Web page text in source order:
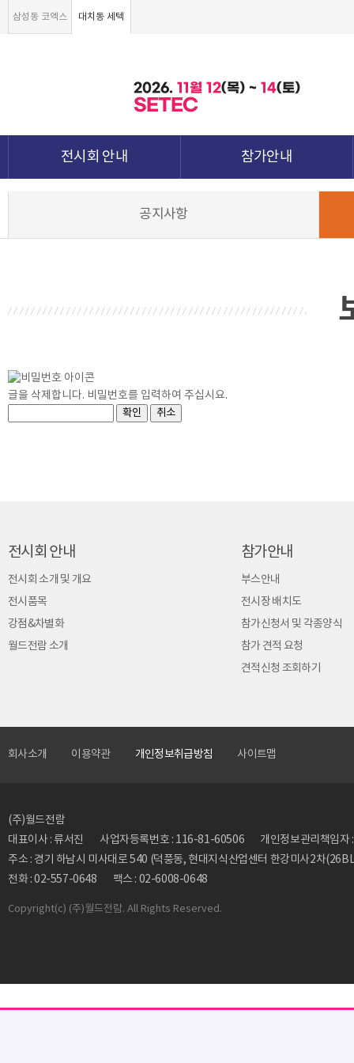
삼성동 코엑스 대치동 세텍
2026. 11월 12(목) ~ 14(토)
SETEC
전시회 안내 참가안내
공지사항
글을 삭제합니다. 비밀번호를 입력하여 주십시요.
전시회 안내
전시회 소개 및 개요
전시품목
강점&차별화
월드전람 소개
참가안내
부스안내
전시장 배치도
참가신청서 및 각종양식
참가 견적 요청
견적신청 조회하기
회사소개 이용약관 개인정보취급방침 사이트맵
(주)월드전람
대표이사 : 류서진
사업자등록번호 : 116-81-60506
개인정보관리책임
주소 : 경기 하남시 미사대로 540 (덕풍동, 현대지식산업센터 한강미사2차
전화 : 02-557-0648
팩스 : 02-6008-0648
Copyright(c) (주)월드전람. All Rights Reserved.